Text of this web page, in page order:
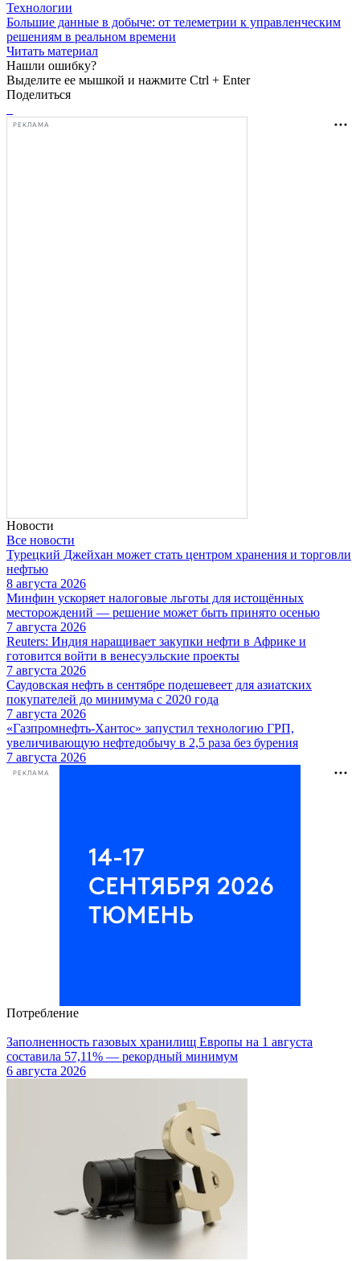
Технологии
Большие данные в добыче: от телеметрии к управленческим
решениям в реальном времени
Читать материал
Нашли ошибку?
Выделите ее мышкой и нажмите Ctrl + Enter
Поделиться
РЕКЛАМА
Новости
Все новости
Турецкий Джейхан может стать центром хранения и торговли
нефтью
8 августа 2026
Минфин ускоряет налоговые льготы для истощённых
месторождений — решение может быть принято осенью
7 августа 2026
Reuters: Индия наращивает закупки нефти в Африке и
готовится войти в венесуэльские проекты
7 августа 2026
Саудовская нефть в сентябре подешевеет для азиатских
покупателей до минимума с 2020 года
7 августа 2026
«Газпромнефть-Хантос» запустил технологию ГРП,
увеличивающую нефтедобычу в 2,5 раза без бурения
7 августа 2026
РЕКЛАМА
Потребление
Заполненность газовых хранилищ Европы на 1 августа
составила 57,11% — рекордный минимум
6 августа 2026